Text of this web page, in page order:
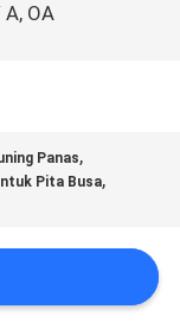
A, OA
Panas,
Pita Busa,